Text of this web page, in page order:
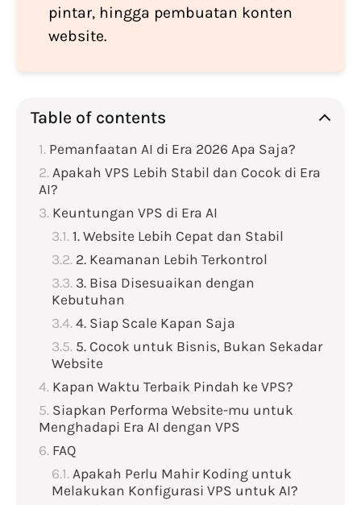
pintar, hingga pembuatan konten
website.
Table of contents
Pemanfaatan AI di Era 2026 Apa Saja?
Apakah VPS Lebih Stabil dan Cocok di Era
AI?
Keuntungan VPS di Era AI
1. Website Lebih Cepat dan Stabil
2. Keamanan Lebih Terkontrol
3. Bisa Disesuaikan dengan
Kebutuhan
4. Siap Scale Kapan Saja
5. Cocok untuk Bisnis, Bukan Sekadar
Website
Kapan Waktu Terbaik Pindah ke VPS?
Siapkan Performa Website-mu untuk
Menghadapi Era AI dengan VPS
FAQ
Apakah Perlu Mahir Koding untuk
Melakukan Konfigurasi VPS untuk AI?